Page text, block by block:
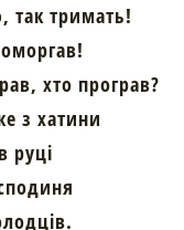
так тримать!
хто програв?
з хатини
руці